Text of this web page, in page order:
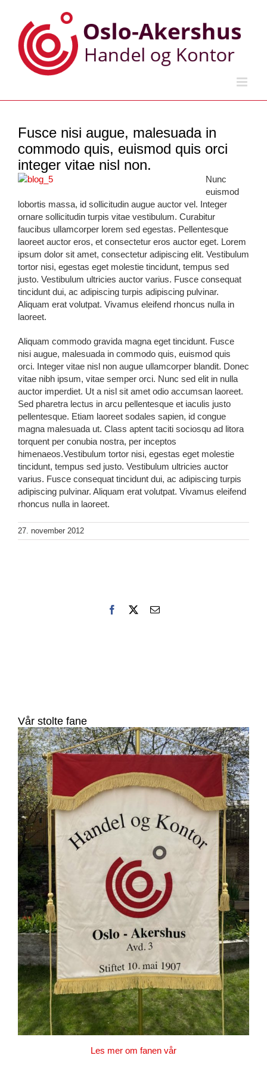
content
Fusce nisi augue, malesuada in
commodo quis, euismod quis orci
integer vitae nisl non.
Nunc
euismod
lobortis massa, id sollicitudin augue auctor vel. Integer
ornare sollicitudin turpis vitae vestibulum. Curabitur
faucibus ullamcorper lorem sed egestas. Pellentesque
laoreet auctor eros, et consectetur eros auctor eget. Lorem
ipsum dolor sit amet, consectetur adipiscing elit. Vestibulum
tortor nisi, egestas eget molestie tincidunt, tempus sed
justo. Vestibulum ultricies auctor varius. Fusce consequat
tincidunt dui, ac adipiscing turpis adipiscing pulvinar.
Aliquam erat volutpat. Vivamus eleifend rhoncus nulla in
laoreet.
Aliquam commodo gravida magna eget tincidunt. Fusce
nisi augue, malesuada in commodo quis, euismod quis
orci. Integer vitae nisl non augue ullamcorper blandit. Donec
vitae nibh ipsum, vitae semper orci. Nunc sed elit in nulla
auctor imperdiet. Ut a nisl sit amet odio accumsan laoreet.
Sed pharetra lectus in arcu pellentesque et iaculis justo
pellentesque. Etiam laoreet sodales sapien, id congue
magna malesuada ut. Class aptent taciti sociosqu ad litora
torquent per conubia nostra, per inceptos
himenaeos.Vestibulum tortor nisi, egestas eget molestie
tincidunt, tempus sed justo. Vestibulum ultricies auctor
varius. Fusce consequat tincidunt dui, ac adipiscing turpis
adipiscing pulvinar. Aliquam erat volutpat. Vivamus eleifend
rhoncus nulla in laoreet.
27. november 2012
Facebook
E-
Vår stolte fane
Les mer om fanen vår